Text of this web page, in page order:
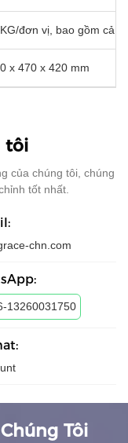
đơn vị, bao gồm cả
x 470 x 420 mm
tôi
của chúng tôi, chúng
tốt nhất.
chn.com
13260031750
Tôi